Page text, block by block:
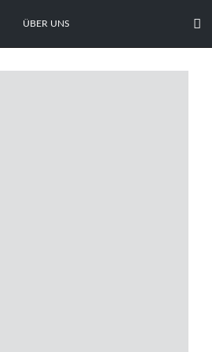
ÜBER UNS 